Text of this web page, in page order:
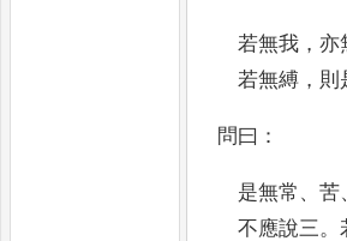
若無我 ，亦
若無縛 ， 則
問曰 ：
是無常 、苦
不應說三。